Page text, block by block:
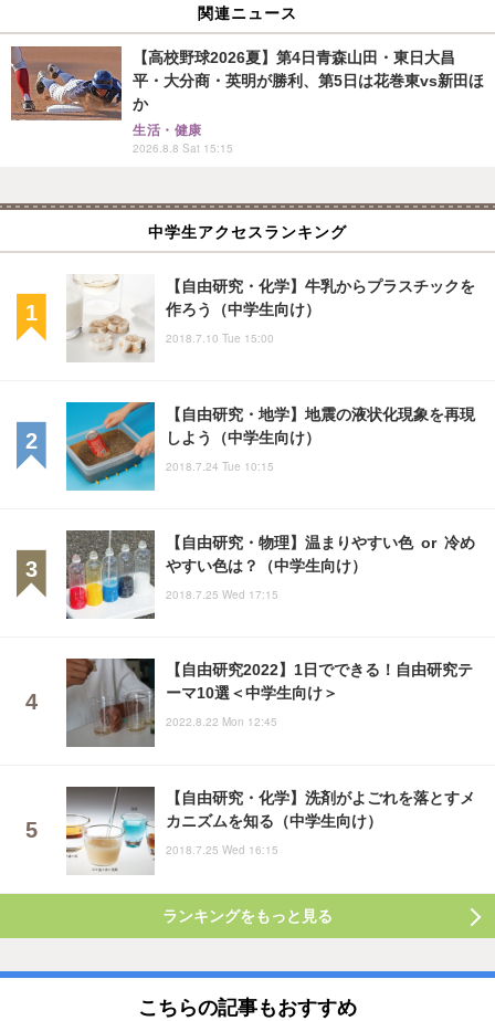
関連ニュース
【高校野球2026夏】第4日青森山田・東日大昌
平・大分商・英明が勝利、第5日は花巻東vs新田ほ
か
生活・健康
2026.8.8 Sat 15:15
中学生アクセスランキング
【自由研究・化学】牛乳からプラスチックを
作ろう（中学生向け）
2018.7.10 Tue 15:00
【自由研究・地学】地震の液状化現象を再現
しよう（中学生向け）
2018.7.24 Tue 10:15
【自由研究・物理】温まりやすい色 or 冷め
やすい色は？（中学生向け）
2018.7.25 Wed 17:15
【自由研究2022】1日でできる！自由研究テ
ーマ10選＜中学生向け＞
2022.8.22 Mon 12:45
【自由研究・化学】洗剤がよごれを落とすメ
カニズムを知る（中学生向け）
2018.7.25 Wed 16:15
ランキングをもっと見る
こちらの記事もおすすめ